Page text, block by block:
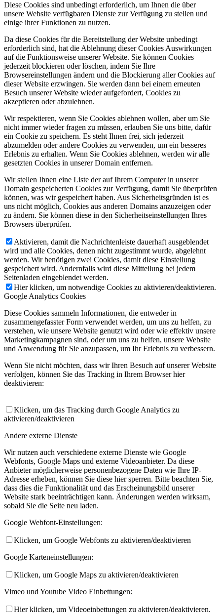
Diese Cookies sind unbedingt erforderlich, um Ihnen die über
unsere Website verfügbaren Dienste zur Verfügung zu stellen und
einige ihrer Funktionen zu nutzen.
Da diese Cookies für die Bereitstellung der Website unbedingt
erforderlich sind, hat die Ablehnung dieser Cookies Auswirkungen
auf die Funktionsweise unserer Website. Sie können Cookies
jederzeit blockieren oder löschen, indem Sie Ihre
Browsereinstellungen ändern und die Blockierung aller Cookies auf
dieser Website erzwingen. Sie werden dann bei einem erneuten
Besuch unserer Website wieder aufgefordert, Cookies zu
akzeptieren oder abzulehnen.
Wir respektieren, wenn Sie Cookies ablehnen wollen, aber um Sie
nicht immer wieder fragen zu müssen, erlauben Sie uns bitte, dafür
ein Cookie zu speichern. Es steht Ihnen frei, sich jederzeit
abzumelden oder andere Cookies zu verwenden, um ein besseres
Erlebnis zu erhalten. Wenn Sie Cookies ablehnen, werden wir alle
gesetzten Cookies in unserer Domain entfernen.
Wir stellen Ihnen eine Liste der auf Ihrem Computer in unserer
Domain gespeicherten Cookies zur Verfügung, damit Sie überprüfen
können, was wir gespeichert haben. Aus Sicherheitsgründen ist es
uns nicht möglich, Cookies aus anderen Domains anzuzeigen oder
zu ändern. Sie können diese in den Sicherheitseinstellungen Ihres
Browsers überprüfen.
Aktivieren, damit die Nachrichtenleiste dauerhaft ausgeblendet
wird und alle Cookies, denen nicht zugestimmt wurde, abgelehnt
werden. Wir benötigen zwei Cookies, damit diese Einstellung
gespeichert wird. Andernfalls wird diese Mitteilung bei jedem
Seitenladen eingeblendet werden.
Hier klicken, um notwendige Cookies zu aktivieren/deaktivieren.
Google Analytics Cookies
Diese Cookies sammeln Informationen, die entweder in
zusammengefasster Form verwendet werden, um uns zu helfen, zu
verstehen, wie unsere Website genutzt wird oder wie effektiv unsere
Marketingkampagnen sind, oder um uns zu helfen, unsere Website
und Anwendung für Sie anzupassen, um Ihr Erlebnis zu verbessern.
Wenn Sie nicht möchten, dass wir Ihren Besuch auf unserer Website
verfolgen, können Sie das Tracking in Ihrem Browser hier
deaktivieren:
Klicken, um das Tracking durch Google Analytics zu
aktivieren/deaktivieren
Andere externe Dienste
Wir nutzen auch verschiedene externe Dienste wie Google
Webfonts, Google Maps und externe Videoanbieter. Da diese
Anbieter möglicherweise personenbezogene Daten wie Ihre IP-
Adresse erheben, können Sie diese hier sperren. Bitte beachten Sie,
dass dies die Funktionalität und das Erscheinungsbild unserer
Website stark beeinträchtigen kann. Änderungen werden wirksam,
sobald Sie die Seite neu laden.
Google Webfont-Einstellungen:
Klicken, um Google Webfonts zu aktivieren/deaktivieren
Google Karteneinstellungen:
Klicken, um Google Maps zu aktivieren/deaktivieren
Vimeo und Youtube Video Einbettungen:
Hier klicken, um Videoeinbettungen zu aktivieren/deaktivieren.